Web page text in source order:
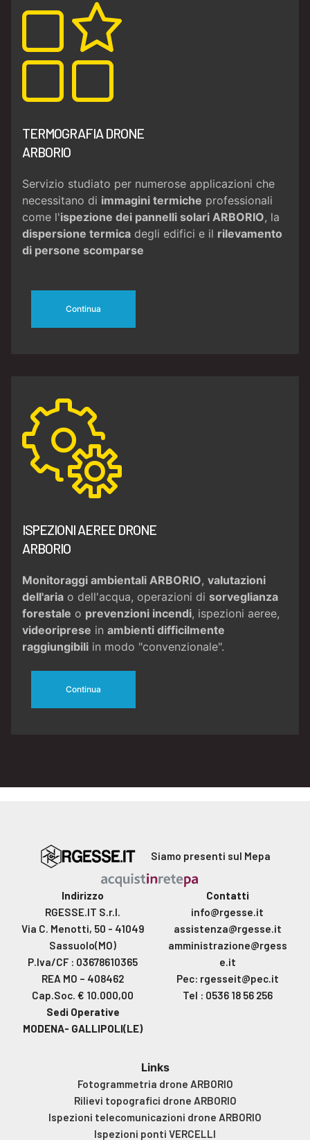
TERMOGRAFIA DRONE
ARBORIO
Servizio studiato per numerose applicazioni che
necessitano di immagini termiche professionali
come l'ispezione dei pannelli solari ARBORIO, la
dispersione termica degli edifici e il rilevamento
di persone scomparse
Continua
ISPEZIONI AEREE DRONE
ARBORIO
Monitoraggi ambientali ARBORIO, valutazioni
dell'aria o dell'acqua, operazioni di sorveglianza
forestale o prevenzioni incendi, ispezioni aeree,
videoriprese in ambienti difficilmente
raggiungibili in modo "convenzionale".
Continua
Siamo presenti sul Mepa
Indirizzo
RGESSE.IT S.r.l.
Via C. Menotti, 50 - 41049
Sassuolo(MO)
P.Iva/CF : 03678610365
REA MO – 408462
Cap.Soc. € 10.000,00
Sedi Operative
MODENA- GALLIPOLI(LE)
Contatti
info@rgesse.it
assistenza@rgesse.it
amministrazione@rgess
e.it
Pec: rgesseit@pec.it
Tel : 0536 18 56 256
Links
Fotogrammetria drone ARBORIO
Rilievi topografici drone ARBORIO
Ispezioni telecomunicazioni drone ARBORIO
Ispezioni ponti VERCELLI